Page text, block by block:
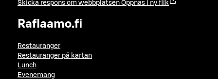
Skicka respons om webbplatsen Öppnas i ny flik
Raflaamo.fi
Restauranger
Restauranger på kartan
Lunch
Evenemang